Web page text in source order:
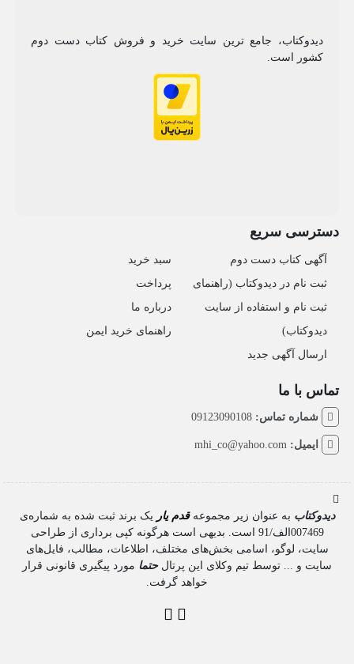
دیدوکتاب، جامع ترین سایت خرید و فروش کتاب دست دوم
کشور است.
دسترسی سریع
آگهی کتاب دست دوم
ثبت نام در دیدوکتاب (راهنمای
ثبت نام و استفاده از سایت
دیدوکتاب)
ارسال آگهی جدید
سبد خرید
پرداخت
درباره ما
راهنمای خرید ایمن
تماس با ما
شماره تماس:09123090108
ایمیل:mhi_co@yahoo.com
دیدوکتاب به عنوان زیر مجموعهقدم یار یک برند ثبت شده به شماره‌ی
007469الف/91 است. بدیهی است هرگونه کپی برداری از طراحی
سایت، لوگو، اسامی بخش‌های مختلف، اطلاعات، مطالب، فایل‌های
سایت و ... توسط تیم وکلای این پرتالحتما مورد پیگیری قانونی قرار
خواهد گرفت.